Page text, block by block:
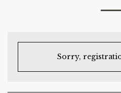
Sorry,